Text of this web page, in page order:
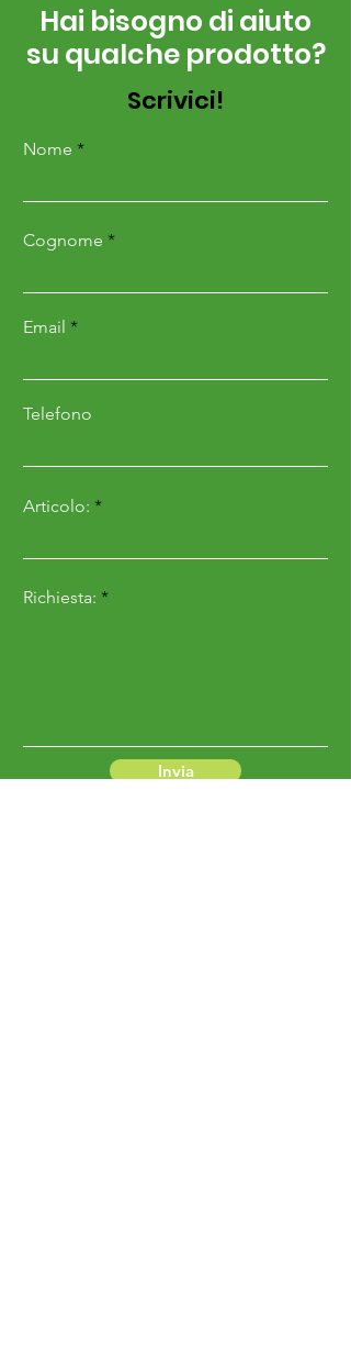
Hai bisogno di aiuto
su qualche prodotto?
Scrivici!
Nome
Cognome
Email
Telefono
Articolo:
Richiesta:
Invia